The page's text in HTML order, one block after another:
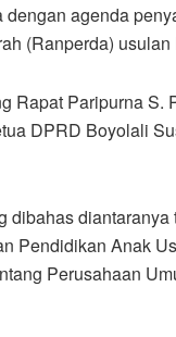
agenda
(Ranperda)
Rapat Paripurna
DPRD Boyolali
dibahas
Pendidikan Anak
Perusahaan